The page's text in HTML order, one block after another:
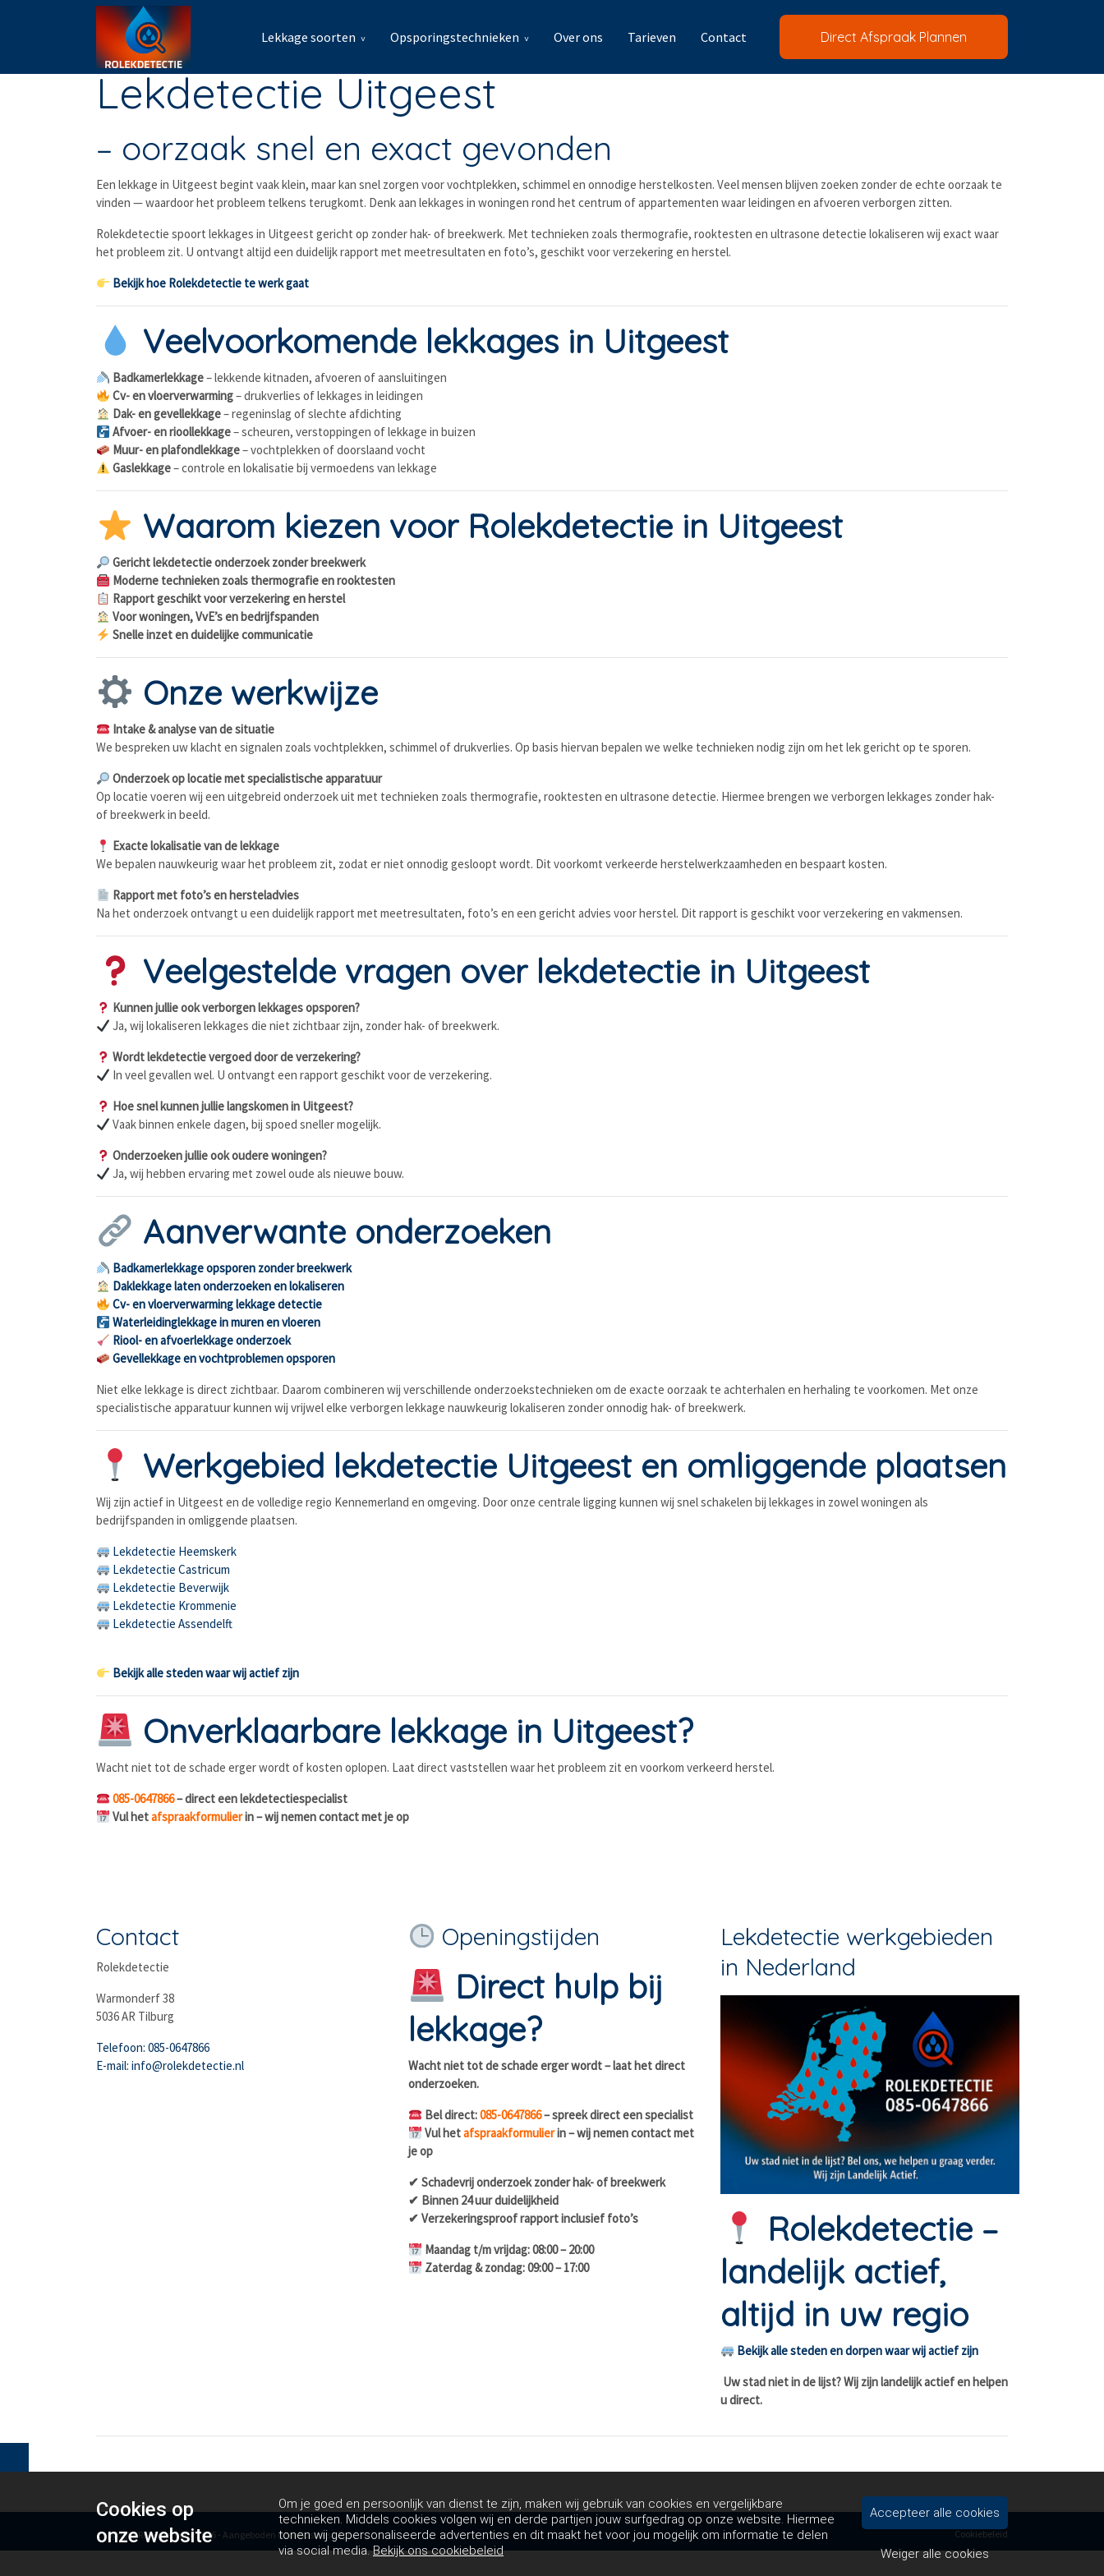
Lekkage soorten Opsporingstechnieken Over ons Tarieven Contact Direct Afspraak Plannen
Lekdetectie Uitgeest
– oorzaak snel en exact gevonden
Een lekkage in Uitgeest begint vaak klein, maar kan snel zorgen voor vochtplekken, schimmel en onnodige herstelkosten. Veel mensen blijven zoeken zonder de echte oorzaak te
vinden — waardoor het probleem telkens terugkomt. Denk aan lekkages in woningen rond het centrum of appartementen waar leidingen en afvoeren verborgen zitten.
Rolekdetectie spoort lekkages in Uitgeest gericht op zonder hak- of breekwerk. Met technieken zoals thermografie, rooktesten en ultrasone detectie lokaliseren wij exact waar
het probleem zit. U ontvangt altijd een duidelijk rapport met meetresultaten en foto’s, geschikt voor verzekering en herstel.
Bekijk hoe Rolekdetectie te werk gaat
Veelvoorkomende lekkages in Uitgeest
Badkamerlekkage– lekkende kitnaden, afvoeren of aansluitingen
Cv- en vloerverwarming– drukverlies of lekkages in leidingen
Dak- en gevellekkage– regeninslag of slechte afdichting
Afvoer- en rioollekkage– scheuren, verstoppingen of lekkage in buizen
Muur- en plafondlekkage– vochtplekken of doorslaand vocht
Gaslekkage– controle en lokalisatie bij vermoedens van lekkage
Waarom kiezen voor Rolekdetectie in Uitgeest
Gericht lekdetectie onderzoek zonder breekwerk
Moderne technieken zoals thermografie en rooktesten
Rapport geschikt voor verzekering en herstel
Voor woningen, VvE’s en bedrijfspanden
Snelle inzet en duidelijke communicatie
Onze werkwijze
Intake & analyse van de situatie
We bespreken uw klacht en signalen zoals vochtplekken, schimmel of drukverlies. Op basis hiervan bepalen we welke technieken nodig zijn om het lek gericht op te sporen.
Onderzoek op locatie met specialistische apparatuur
Op locatie voeren wij een uitgebreid onderzoek uit met technieken zoals thermografie, rooktesten en ultrasone detectie. Hiermee brengen we verborgen lekkages zonder hak-
of breekwerk in beeld.
Exacte lokalisatie van de lekkage
We bepalen nauwkeurig waar het probleem zit, zodat er niet onnodig gesloopt wordt. Dit voorkomt verkeerde herstelwerkzaamheden en bespaart kosten.
Rapport met foto’s en hersteladvies
Na het onderzoek ontvangt u een duidelijk rapport met meetresultaten, foto’s en een gericht advies voor herstel. Dit rapport is geschikt voor verzekering en vakmensen.
Veelgestelde vragen over lekdetectie in Uitgeest
Kunnen jullie ook verborgen lekkages opsporen?
Ja, wij lokaliseren lekkages die niet zichtbaar zijn, zonder hak- of breekwerk.
Wordt lekdetectie vergoed door de verzekering?
In veel gevallen wel. U ontvangt een rapport geschikt voor de verzekering.
Hoe snel kunnen jullie langskomen in Uitgeest?
Vaak binnen enkele dagen, bij spoed sneller mogelijk.
Onderzoeken jullie ook oudere woningen?
Ja, wij hebben ervaring met zowel oude als nieuwe bouw.
Aanverwante onderzoeken
Badkamerlekkage opsporen zonder breekwerk
Daklekkage laten onderzoeken en lokaliseren
Cv- en vloerverwarming lekkage detectie
Waterleidinglekkage in muren en vloeren
Riool- en afvoerlekkage onderzoek
Gevellekkage en vochtproblemen opsporen
Niet elke lekkage is direct zichtbaar. Daarom combineren wij verschillende onderzoekstechnieken om de exacte oorzaak te achterhalen en herhaling te voorkomen. Met onze
specialistische apparatuur kunnen wij vrijwel elke verborgen lekkage nauwkeurig lokaliseren zonder onnodig hak- of breekwerk.
Werkgebied lekdetectie Uitgeest en omliggende plaatsen
Wij zijn actief in Uitgeest en de volledige regio Kennemerland en omgeving. Door onze centrale ligging kunnen wij snel schakelen bij lekkages in zowel woningen als
bedrijfspanden in omliggende plaatsen.
Lekdetectie Heemskerk
Lekdetectie Castricum
Lekdetectie Beverwijk
Lekdetectie Krommenie
Lekdetectie Assendelft
Bekijk alle steden waar wij actief zijn
Onverklaarbare lekkage in Uitgeest?
Wacht niet tot de schade erger wordt of kosten oplopen. Laat direct vaststellen waar het probleem zit en voorkom verkeerd herstel.
085-0647866– direct een lekdetectiespecialist
Vul hetafspraakformulierin – wij nemen contact met je op
Contact
Rolekdetectie
Warmonderf 38
5036 AR Tilburg
Telefoon: 085-0647866
E-mail: info@rolekdetectie.nl
Openingstijden
Direct hulp bij
lekkage?
Wacht niet tot de schade erger wordt – laat het direct
onderzoeken.
Bel direct:085-0647866– spreek direct een specialist
Vul hetafspraakformulierin – wij nemen contact met
je op
✔ Schadevrij onderzoek zonder hak- of breekwerk
✔ Binnen 24 uur duidelijkheid
✔ Verzekeringsproof rapport inclusief foto’s
Maandag t/m vrijdag: 08:00 – 20:00
Zaterdag & zondag: 09:00 – 17:00
Lekdetectie werkgebieden
in Nederland
Rolekdetectie –
landelijk actief,
altijd in uw regio
Bekijk alle steden en dorpen waar wij actief zijn
Uw stad niet in de lijst? Wij zijn landelijk actief en helpen
u direct.
Copyright Rolekdetectie 2026 - Aangeboden doorBusiness Apps Cookiebeleid
Cookies op
onze website
Om je goed en persoonlijk van dienst te zijn, maken wij gebruik van cookies en vergelijkbare
technieken. Middels cookies volgen wij en derde partijen jouw surfgedrag op onze website. Hiermee
tonen wij gepersonaliseerde advertenties en dit maakt het voor jou mogelijk om informatie te delen
via social media.Bekijk ons cookiebeleid
Accepteer alle cookies
Weiger alle cookies